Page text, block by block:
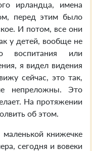
ирландца, имена
перед этим было
И потом, все они
у детей, вообще не
воспитания или
я видел видения
сейчас, это так,
непреложны. Это
На протяжении
об этом.
книжечке
сегодня и вовеки